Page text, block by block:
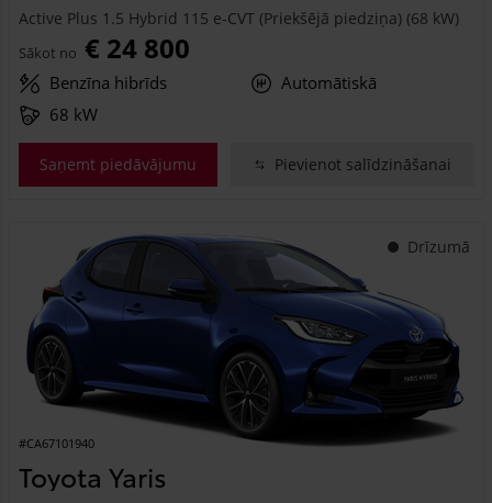
Active Plus 1.5 Hybrid 115 e-CVT (Priekšējā piedziņa) (68 kW)
Sākot no € 24 800
Benzīna hibrīds
Automātiskā
68 kW
Saņemt piedāvājumu Pievienot salīdzināšanai
Drīzumā
#CA67101940
Toyota Yaris